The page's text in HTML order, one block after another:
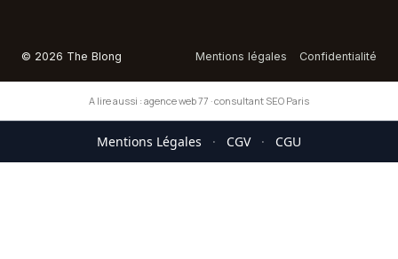
© 2026 The Blong Mentions légales Confidentialité
A lire aussi : agence web 77 ·consultant SEO Paris
Mentions Légales · CGV · CGU